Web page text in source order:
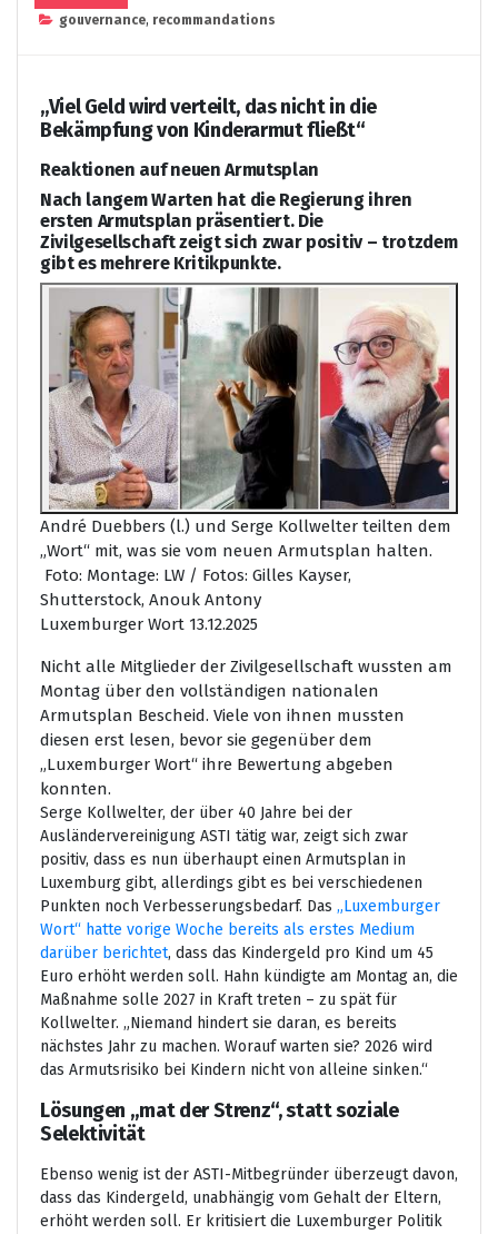
gouvernance, recommandations
„Viel Geld wird verteilt, das nicht in die
Bekämpfung von Kinderarmut fließt“
Reaktionen auf neuen Armutsplan
Nach langem Warten hat die Regierung ihren
ersten Armutsplan präsentiert. Die
Zivilgesellschaft zeigt sich zwar positiv – trotzdem
gibt es mehrere Kritikpunkte.
André Duebbers (l.) und Serge Kollwelter teilten dem
„Wort“ mit, was sie vom neuen Armutsplan halten.
Foto: Montage: LW / Fotos: Gilles Kayser,
Shutterstock, Anouk Antony
Luxemburger Wort 13.12.2025
Nicht alle Mitglieder der Zivilgesellschaft wussten am
Montag über den vollständigen nationalen
Armutsplan Bescheid. Viele von ihnen mussten
diesen erst lesen, bevor sie gegenüber dem
„Luxemburger Wort“ ihre Bewertung abgeben
konnten.
Serge Kollwelter, der über 40 Jahre bei der
Ausländervereinigung ASTI tätig war, zeigt sich zwar
positiv, dass es nun überhaupt einen Armutsplan in
Luxemburg gibt, allerdings gibt es bei verschiedenen
Punkten noch Verbesserungsbedarf. Das „Luxemburger
Wort“ hatte vorige Woche bereits als erstes Medium
darüber berichtet, dass das Kindergeld pro Kind um 45
Euro erhöht werden soll. Hahn kündigte am Montag an, die
Maßnahme solle 2027 in Kraft treten – zu spät für
Kollwelter. „Niemand hindert sie daran, es bereits
nächstes Jahr zu machen. Worauf warten sie? 2026 wird
das Armutsrisiko bei Kindern nicht von alleine sinken.“
Lösungen „mat der Strenz“, statt soziale
Selektivität
Ebenso wenig ist der ASTI-Mitbegründer überzeugt davon,
dass das Kindergeld, unabhängig vom Gehalt der Eltern,
erhöht werden soll. Er kritisiert die Luxemburger Politik